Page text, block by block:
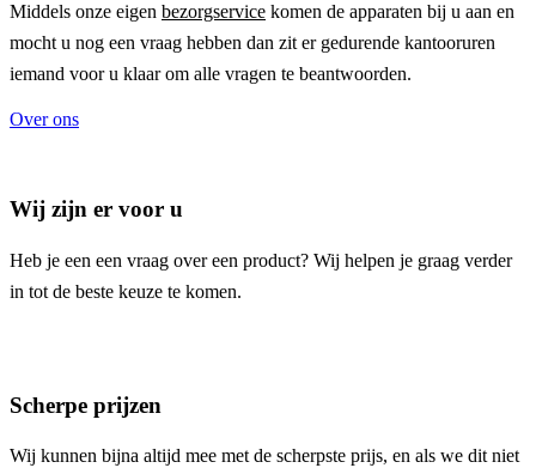
Middels onze eigen bezorgservice komen de apparaten bij u aan en
mocht u nog een vraag hebben dan zit er gedurende kantooruren
iemand voor u klaar om alle vragen te beantwoorden.
Over ons
Wij zijn er voor u
Heb je een een vraag over een product? Wij helpen je graag verder
in tot de beste keuze te komen.
Scherpe prijzen
Wij kunnen bijna altijd mee met de scherpste prijs, en als we dit niet